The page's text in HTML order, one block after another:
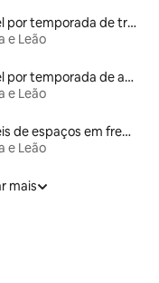
Aluguel por temporada de trailers
e Leão
Aluguel por temporada de apart-hotéis
e Leão
Aluguéis de espaços em frente à praia
e Leão
mais